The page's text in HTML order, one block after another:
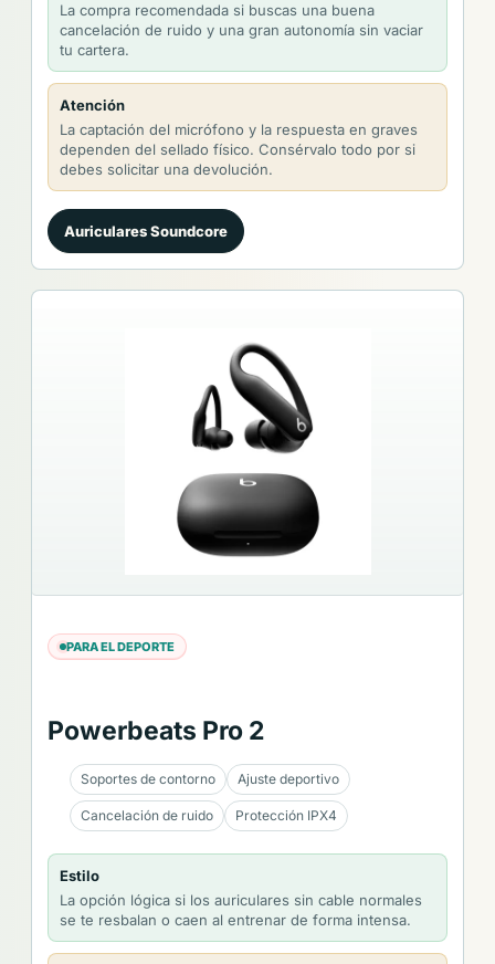
La compra recomendada si buscas una buena
cancelación de ruido y una gran autonomía sin vaciar
tu cartera.
Atención
La captación del micrófono y la respuesta en graves
dependen del sellado físico. Consérvalo todo por si
debes solicitar una devolución.
Auriculares Soundcore
PARA EL DEPORTE
Powerbeats Pro 2
Soportes de contorno Ajuste deportivo
Cancelación de ruido Protección IPX4
Estilo
La opción lógica si los auriculares sin cable normales
se te resbalan o caen al entrenar de forma intensa.